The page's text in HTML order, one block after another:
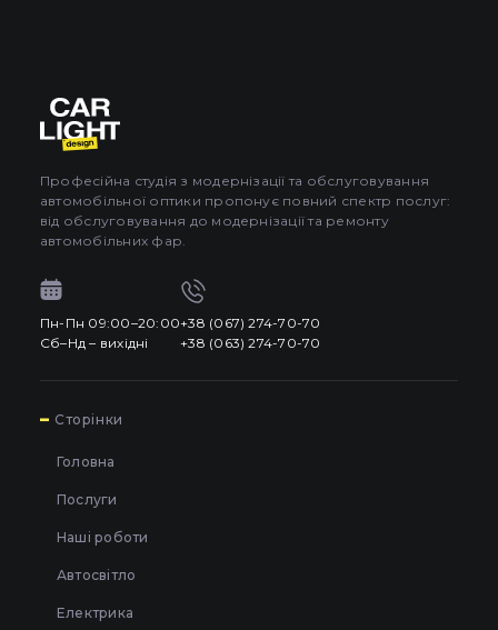
Професійна студія з модернізації та обслуговування
автомобільної оптики пропонує повний спектр послуг:
від обслуговування до модернізації та ремонту
автомобільних фар.
Пн-Пн 09:00–20:00
Сб–Нд – вихідні
+38 (067) 274-70-70
+38 (063) 274-70-70
Сторінки
Головна
Послуги
Наші роботи
Автосвітло
Електрика